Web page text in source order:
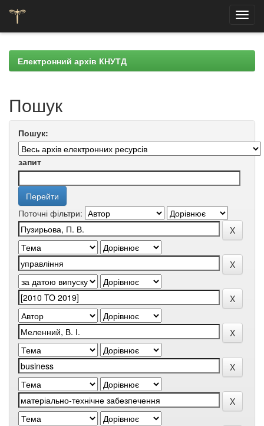
navigationЕлектронний архів КНУТД
Пошук
Пошук:
запит
Поточні фільтри: